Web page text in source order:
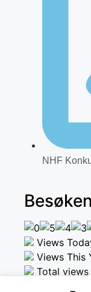
NHF
Views
Views This
Total views